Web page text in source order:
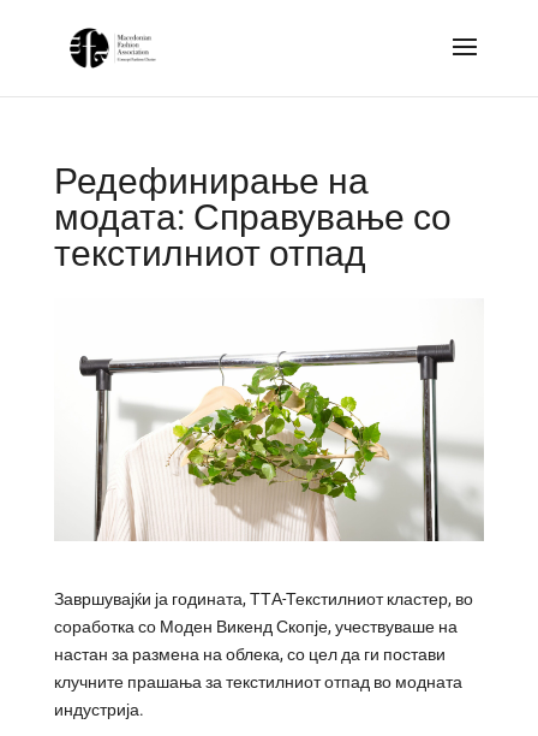
Редефинирање на
модата: Справување со
текстилниот отпад
Завршувајќи ја годината, ТТА-Текстилниот кластер, во
соработка со Моден Викенд Скопје, учествуваше на
настан за размена на облека, со цел да ги постави
клучните прашања за текстилниот отпад во модната
индустрија.